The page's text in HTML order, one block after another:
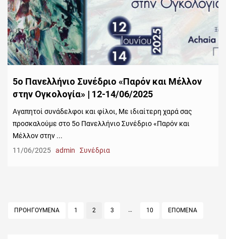
5ο Πανελλήνιο Συνέδριο «Παρόν και Μέλλον
στην Ογκολογία» | 12-14/06/2025
Αγαπητοί συνάδελφοι και φίλοι, Με ιδιαίτερη χαρά σας
προσκαλούμε στο 5ο Πανελλήνιο Συνέδριο «Παρόν και
Μέλλον στην ...
11/06/2025 admin Συνέδρια
Σελιδοποίηση
ΠΡΟΗΓΟΥΜΕΝΑ PAGE
1 PAGE
2 PAGE
3 … PAGE
10 ΕΠΟΜΕΝΑ